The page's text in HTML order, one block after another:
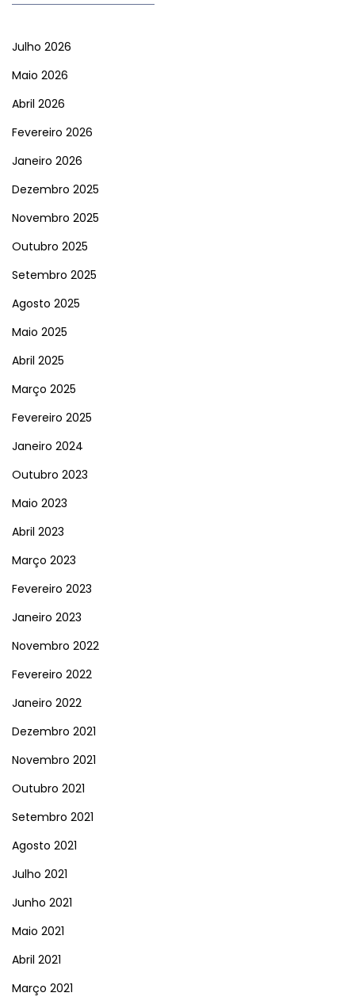
Julho 2026
Maio 2026
Abril 2026
Fevereiro 2026
Janeiro 2026
Dezembro 2025
Novembro 2025
Outubro 2025
Setembro 2025
Agosto 2025
Maio 2025
Abril 2025
Março 2025
Fevereiro 2025
Janeiro 2024
Outubro 2023
Maio 2023
Abril 2023
Março 2023
Fevereiro 2023
Janeiro 2023
Novembro 2022
Fevereiro 2022
Janeiro 2022
Dezembro 2021
Novembro 2021
Outubro 2021
Setembro 2021
Agosto 2021
Julho 2021
Junho 2021
Maio 2021
Abril 2021
Março 2021